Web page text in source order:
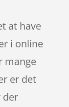
at have
i online
mange
er det
der